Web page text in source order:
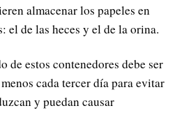
almacenar los papeles en
el de las heces y el de la orina.
de estos contenedores debe ser
cada tercer día para evitar
y puedan causar